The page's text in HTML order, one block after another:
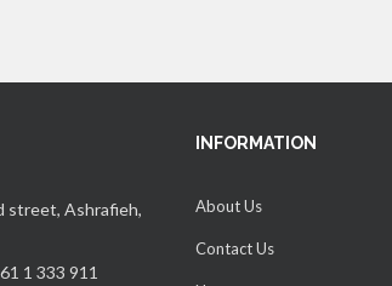
street, Ashrafieh,
333 911
INFORMATION
About Us
Contact Us